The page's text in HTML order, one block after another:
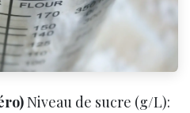
Niveau de sucre (g/L):